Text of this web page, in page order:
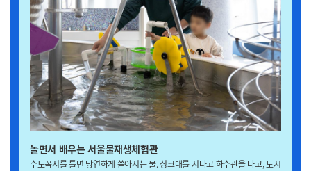
놀면서 배우는 서울물재생체험관
수도꼭지를 틀면 당연하게 쏟아지는 물. 싱크대를 지나고 하수관을 타고, 도시